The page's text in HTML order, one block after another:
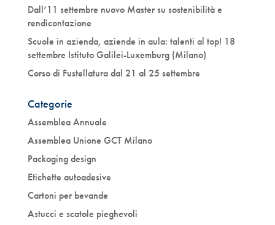
Dall’11 settembre nuovo Master su sostenibilità e
rendicontazione
Scuole in azienda, aziende in aula: talenti al top! 18
settembre Istituto Galilei-Luxemburg (Milano)
Corso di Fustellatura dal 21 al 25 settembre
Categorie
Assemblea Annuale
Assemblea Unione GCT Milano
Packaging design
Etichette autoadesive
Cartoni per bevande
Astucci e scatole pieghevoli